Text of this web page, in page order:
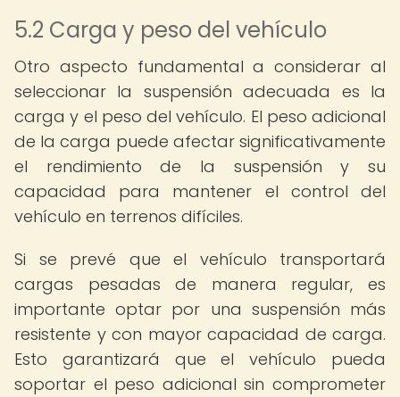
5.2 Carga y peso del vehículo
Otro aspecto fundamental a considerar al
seleccionar la suspensión adecuada es la
carga y el peso del vehículo. El peso adicional
de la carga puede afectar significativamente
el rendimiento de la suspensión y su
capacidad para mantener el control del
vehículo en terrenos difíciles.
Si se prevé que el vehículo transportará
cargas pesadas de manera regular, es
importante optar por una suspensión más
resistente y con mayor capacidad de carga.
Esto garantizará que el vehículo pueda
soportar el peso adicional sin comprometer